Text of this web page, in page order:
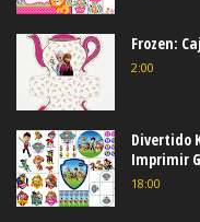
Frozen:
2:00
Divertido
Imprimir
18:00